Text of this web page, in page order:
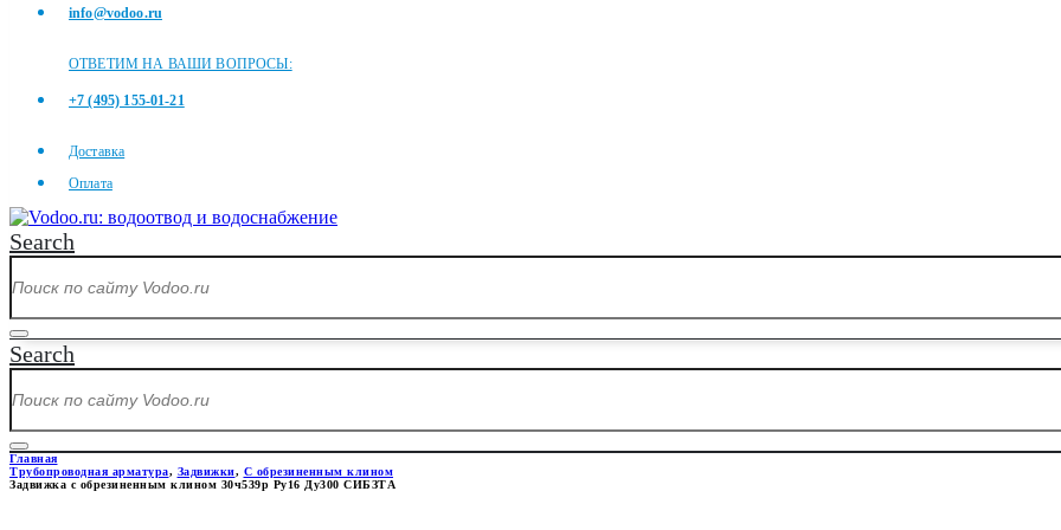
info@vodoo.ru
ОТВЕТИМ НА ВАШИ ВОПРОСЫ:
+7 (495) 155-01-21
Доставка
Оплата
Search
Search
Главная
Трубопроводная арматура, Задвижки, С обрезиненным клином
Задвижка с обрезиненным клином 30ч539р Ру16 Ду300 СИБЗТА